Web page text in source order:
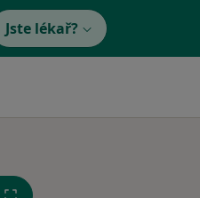
Jste lékař?